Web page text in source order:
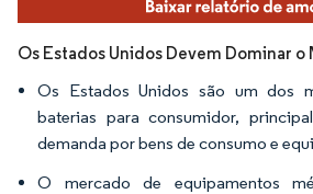
Os Estados Unidos Devem Dominar o
Os Estados Unidos são um dos
baterias para consumidor,
demanda por bens de consumo e
O mercado de equipamentos